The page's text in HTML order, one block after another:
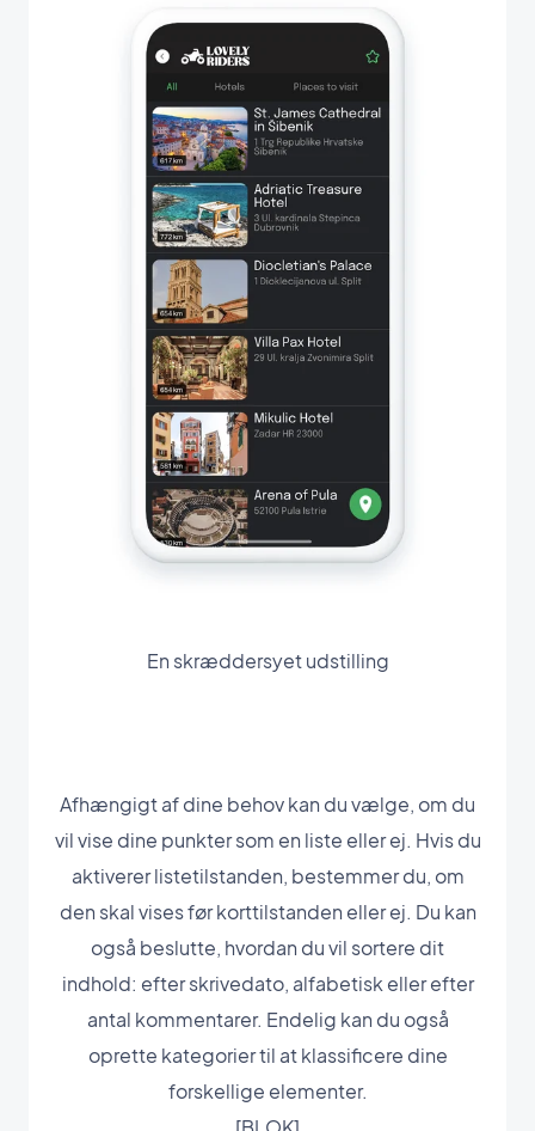
En skræddersyet udstilling
Afhængigt af dine behov kan du vælge, om du
vil vise dine punkter som en liste eller ej. Hvis du
aktiverer listetilstanden, bestemmer du, om
den skal vises før korttilstanden eller ej. Du kan
også beslutte, hvordan du vil sortere dit
indhold: efter skrivedato, alfabetisk eller efter
antal kommentarer. Endelig kan du også
oprette kategorier til at klassificere dine
forskellige elementer.